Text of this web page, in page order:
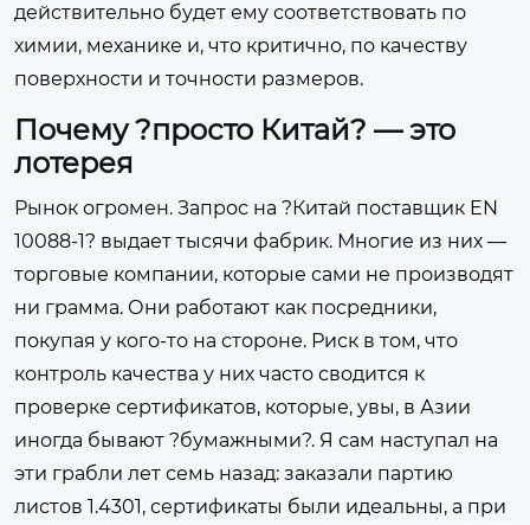
действительно будет ему соответствовать по
химии, механике и, что критично, по качеству
поверхности и точности размеров.
Почему ?просто Китай? — это
лотерея
Рынок огромен. Запрос на ?Китай поставщик EN
10088-1? выдает тысячи фабрик. Многие из них —
торговые компании, которые сами не производят
ни грамма. Они работают как посредники,
покупая у кого-то на стороне. Риск в том, что
контроль качества у них часто сводится к
проверке сертификатов, которые, увы, в Азии
иногда бывают ?бумажными?. Я сам наступал на
эти грабли лет семь назад: заказали партию
листов 1.4301, сертификаты были идеальны, а при